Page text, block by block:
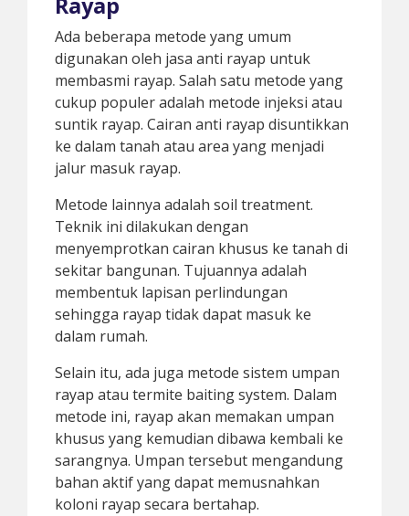
Ada beberapa metode yang umum
digunakan oleh jasa anti rayap untuk
membasmi rayap. Salah satu metode yang
cukup populer adalah metode injeksi atau
suntik rayap. Cairan anti rayap disuntikkan
ke dalam tanah atau area yang menjadi
jalur masuk rayap.
Metode lainnya adalah soil treatment.
Teknik ini dilakukan dengan
menyemprotkan cairan khusus ke tanah di
sekitar bangunan. Tujuannya adalah
membentuk lapisan perlindungan
sehingga rayap tidak dapat masuk ke
dalam rumah.
Selain itu, ada juga metode sistem umpan
rayap atau termite baiting system. Dalam
metode ini, rayap akan memakan umpan
khusus yang kemudian dibawa kembali ke
sarangnya. Umpan tersebut mengandung
bahan aktif yang dapat memusnahkan
koloni rayap secara bertahap.